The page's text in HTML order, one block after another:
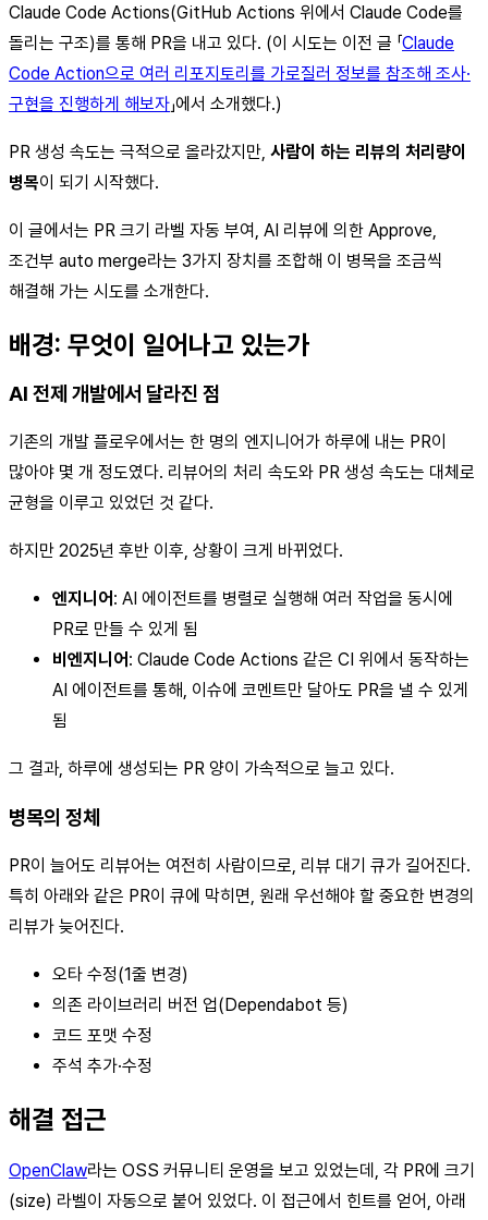
Claude Code Actions(GitHub Actions 위에서 Claude Code를
돌리는 구조)를 통해 PR을 내고 있다. (이 시도는 이전 글 「Claude
Code Action으로 여러 리포지토리를 가로질러 정보를 참조해 조사·
구현을 진행하게 해보자」에서 소개했다.)
PR 생성 속도는 극적으로 올라갔지만, 사람이 하는 리뷰의 처리량이
병목이 되기 시작했다.
이 글에서는 PR 크기 라벨 자동 부여, AI 리뷰에 의한 Approve,
조건부 auto merge라는 3가지 장치를 조합해 이 병목을 조금씩
해결해 가는 시도를 소개한다.
배경: 무엇이 일어나고 있는가
AI 전제 개발에서 달라진 점
기존의 개발 플로우에서는 한 명의 엔지니어가 하루에 내는 PR이
많아야 몇 개 정도였다. 리뷰어의 처리 속도와 PR 생성 속도는 대체로
균형을 이루고 있었던 것 같다.
하지만 2025년 후반 이후, 상황이 크게 바뀌었다.
엔지니어 : AI 에이전트를 병렬로 실행해 여러 작업을 동시에
PR로 만들 수 있게 됨
비엔지니어 : Claude Code Actions 같은 CI 위에서 동작하는
AI 에이전트를 통해, 이슈에 코멘트만 달아도 PR을 낼 수 있게
됨
그 결과, 하루에 생성되는 PR 양이 가속적으로 늘고 있다.
병목의 정체
PR이 늘어도 리뷰어는 여전히 사람이므로, 리뷰 대기 큐가 길어진다.
특히 아래와 같은 PR이 큐에 막히면, 원래 우선해야 할 중요한 변경의
리뷰가 늦어진다.
오타 수정(1줄 변경)
의존 라이브러리 버전 업(Dependabot 등)
코드 포맷 수정
주석 추가·수정
해결 접근
OpenClaw라는 OSS 커뮤니티 운영을 보고 있었는데, 각 PR에 크기
(size) 라벨이 자동으로 붙어 있었다. 이 접근에서 힌트를 얻어, 아래